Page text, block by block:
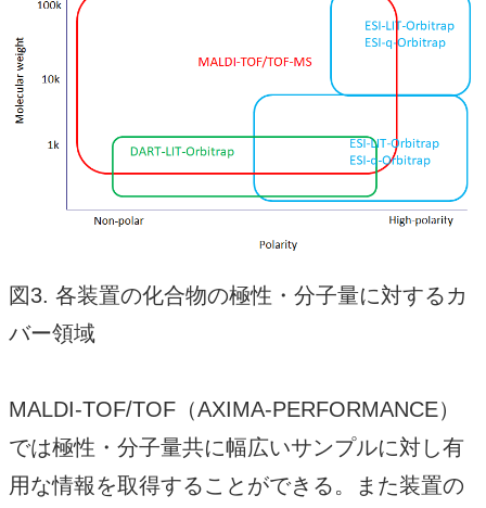
図3. 各装置の化合物の極性・分子量に対するカ
バー領域
MALDI-TOF/TOF（AXIMA-PERFORMANCE）
では極性・分子量共に幅広いサンプルに対し有
用な情報を取得することができる。また装置の